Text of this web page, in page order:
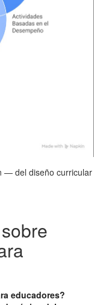
— del diseño curricular
educadores?